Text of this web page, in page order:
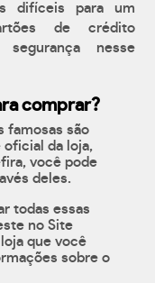
difíceis para um
de crédito
nesse
comprar?
famosas são
da loja,
você pode
deles.
todas essas
no Site
que você
sobre o